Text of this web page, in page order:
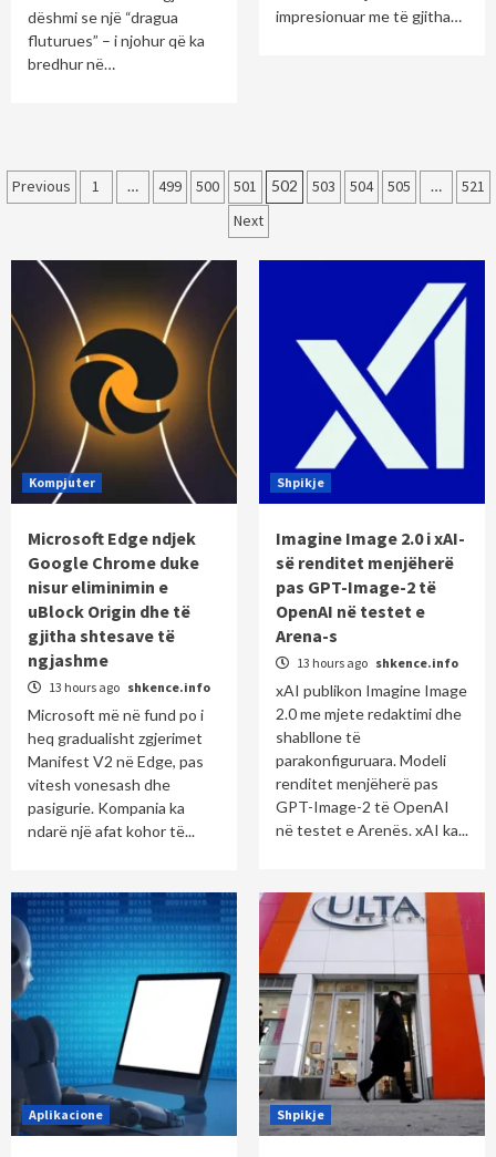
dëshmi se një “dragua
fluturues” – i njohur që ka
bredhur në…
impresionuar me të gjitha…
Posts
Previous 1 … 499 500 501 502 503 504 505 …
521
Next
Kompjuter
Microsoft Edge ndjek
Google Chrome duke
nisur eliminimin e
uBlock Origin dhe të
gjitha shtesave të
ngjashme
13 hours ago shkence.info
Microsoft më në fund po i
heq gradualisht zgjerimet
Manifest V2 në Edge, pas
vitesh vonesash dhe
pasigurie. Kompania ka
ndarë një afat kohor të...
Shpikje
Imagine Image 2.0 i xAI-
së renditet menjëherë
pas GPT-Image-2 të
OpenAI në testet e
Arena-s
13 hours ago shkence.info
xAI publikon Imagine Image
2.0 me mjete redaktimi dhe
shabllone të
parakonfiguruara. Modeli
renditet menjëherë pas
GPT-Image-2 të OpenAI
në testet e Arenës. xAI ka...
Aplikacione Shpikje